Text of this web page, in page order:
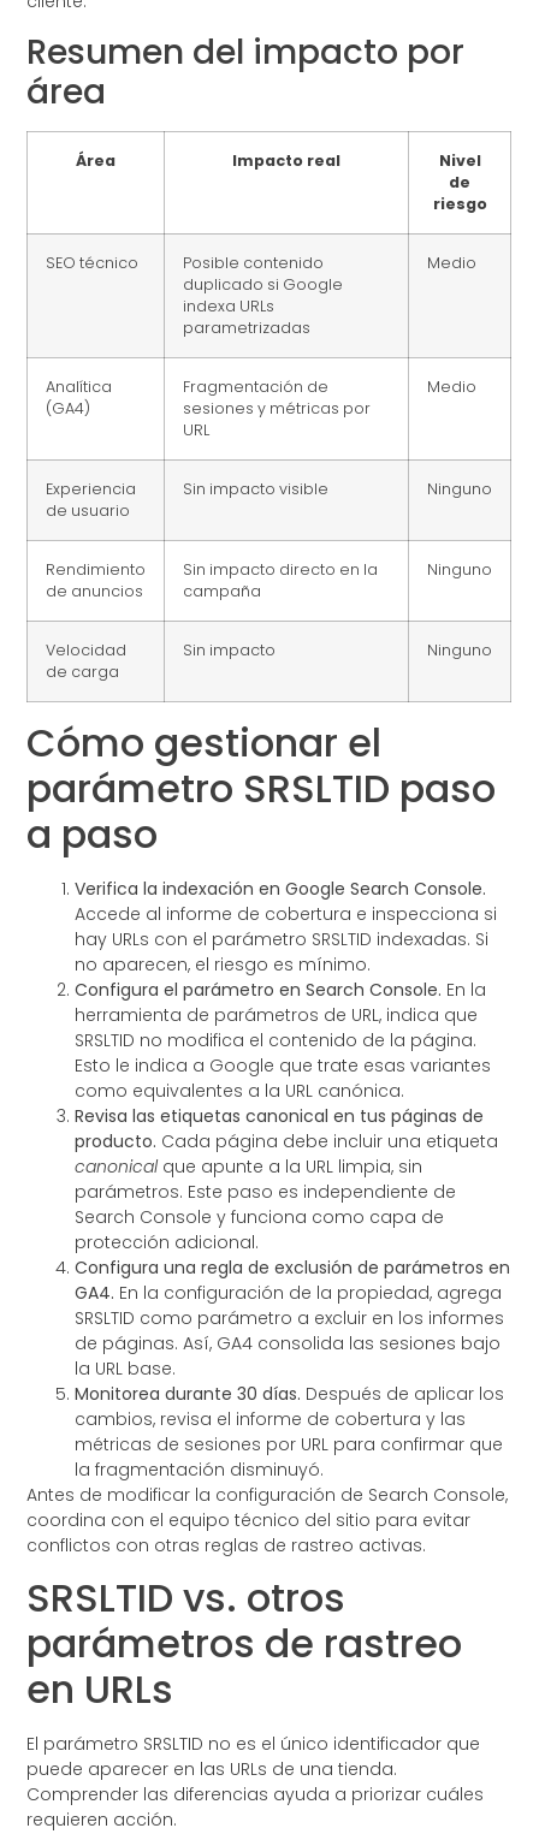
Resumen del impacto por
área
Área Impacto real
Nivel
de
riesgo
SEO técnico
Posible contenido
duplicado si Google
indexa URLs
parametrizadas
Medio
Analítica
(GA4)
Fragmentación de
sesiones y métricas por
URL
Medio
Experiencia
de usuario
Sin impacto visible Ninguno
Rendimiento
de anuncios
Sin impacto directo en la
campaña
Ninguno
Velocidad
de carga
Sin impacto Ninguno
Cómo gestionar el
parámetro SRSLTID paso
a paso
Verifica la indexación en Google Search Console.
Accede al informe de cobertura e inspecciona si
hay URLs con el parámetro SRSLTID indexadas. Si
no aparecen, el riesgo es mínimo.
Configura el parámetro en Search Console. En la
herramienta de parámetros de URL, indica que
SRSLTID no modifica el contenido de la página.
Esto le indica a Google que trate esas variantes
como equivalentes a la URL canónica.
Revisa las etiquetas canonical en tus páginas de
producto. Cada página debe incluir una etiqueta
canonicalque apunte a la URL limpia, sin
parámetros. Este paso es independiente de
Search Console y funciona como capa de
protección adicional.
Configura una regla de exclusión de parámetros en
GA4. En la configuración de la propiedad, agrega
SRSLTID como parámetro a excluir en los informes
de páginas. Así, GA4 consolida las sesiones bajo
la URL base.
Monitorea durante 30 días. Después de aplicar los
cambios, revisa el informe de cobertura y las
métricas de sesiones por URL para confirmar que
la fragmentación disminuyó.
Antes de modificar la configuración de Search Console,
coordina con el equipo técnico del sitio para evitar
conflictos con otras reglas de rastreo activas.
SRSLTID vs. otros
parámetros de rastreo
en URLs
El parámetro SRSLTID no es el único identificador que
puede aparecer en las URLs de una tienda.
Comprender las diferencias ayuda a priorizar cuáles
requieren acción.